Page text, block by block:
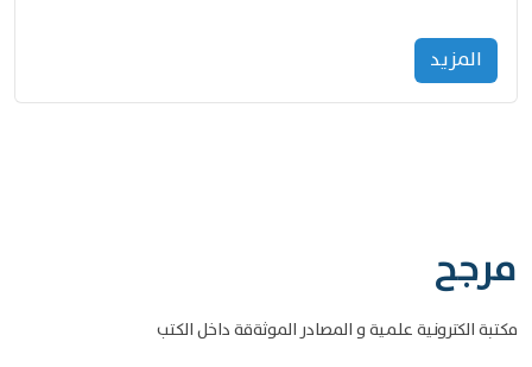
المزید
مرجح
مكتبة الكترونية علمية و المصادر الموثةقة داخل الكتب